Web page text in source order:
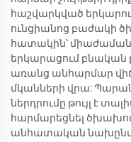
հաշվարկված
ունցիանոց բաժակի
հատակին՝
երկարացում բնական
առանց անհարմար
մկանների վրա:
ներդրումը թույլ է
հարմարեցնել
անհատական